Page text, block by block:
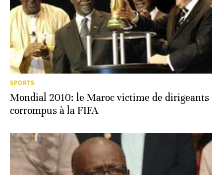
SPORTS
Mondial 2010: le Maroc victime de dirigeants
corrompus à la FIFA